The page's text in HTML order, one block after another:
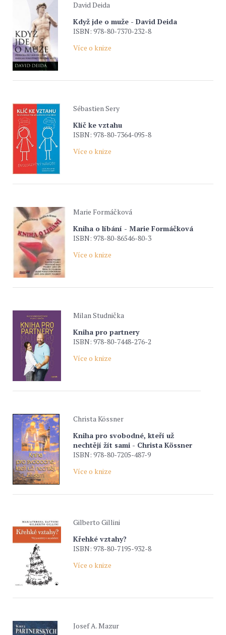
David Deida
Když jde o muže - David Deida
ISBN: 978-80-7370-232-8
Více o knize
Sébastien Sery
Klíč ke vztahu
ISBN: 978-80-7364-095-8
Více o knize
Marie Formáčková
Kniha o líbání - Marie Formáčková
ISBN: 978-80-86546-80-3
Více o knize
Milan Studnička
Kniha pro partnery
ISBN: 978-80-7448-276-2
Více o knize
Christa Kössner
Kniha pro svobodné, kteří už
nechtějí žít sami - Christa Kössner
ISBN: 978-80-7205-487-9
Více o knize
Gilberto Gillini
Křehké vztahy?
ISBN: 978-80-7195-932-8
Více o knize
Josef A. Mazur